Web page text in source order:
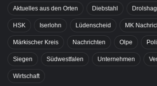
Aktuelles aus den Orten Diebstahl
HSK Iserlohn Lüdenscheid MK
Märkischer Kreis Nachrichten Olpe
Siegen Südwestfalen Unternehmen
Wirtschaft